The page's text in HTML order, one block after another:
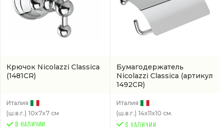
Крючок Nicolazzi Classica
(1481CR)
Италия
(ш.в.г.) 10x7x7 см
В НАЛИЧИИ
Бумагодержатель
Nicolazzi Classica (артикул
1492CR)
Италия
(ш.в.г.) 14x11x10 см.